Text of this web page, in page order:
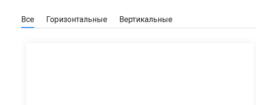
Все Горизонтальные Вертикальные